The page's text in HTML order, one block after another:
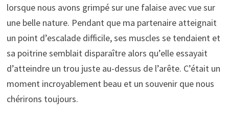
lorsque nous avons grimpé sur une falaise avec vue sur
une belle nature. Pendant que ma partenaire atteignait
un point d’escalade difficile, ses muscles se tendaient et
sa poitrine semblait disparaître alors qu’elle essayait
d’atteindre un trou juste au-dessus de l’arête. C’était un
moment incroyablement beau et un souvenir que nous
chérirons toujours.